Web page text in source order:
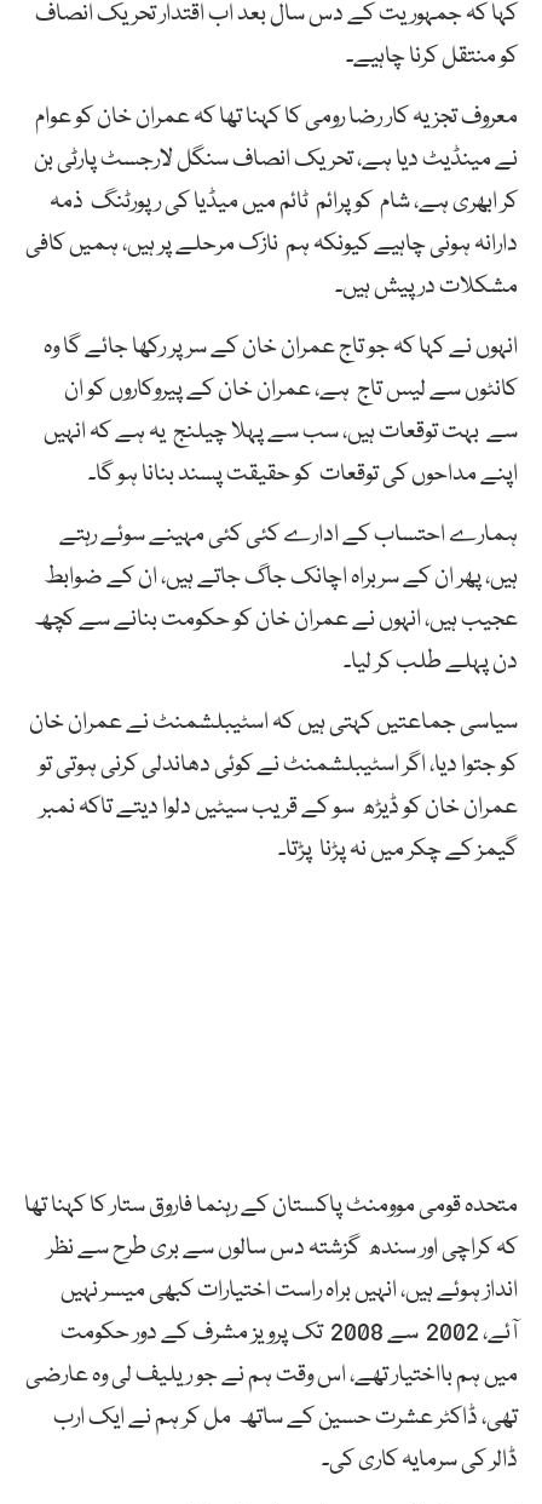
کہا کہ جمہوریت کے دس سال بعد اب اقتدار تحریک انصاف
کو منتقل کرنا چاہیے۔
معروف تجزیہ کار رضا رومی کا کہنا تھا کہ عمران خان کو عوام
نے مینڈیٹ دیا ہے، تحریک انصاف سنگل لارجسٹ پارٹی بن
کر ابھری ہے، شام کو پرائم ٹائم میں میڈیا کی رپورٹنگ ذمہ
دارانہ ہونی چاہیے کیونکہ ہم نازک مرحلے پر ہیں، ہمیں کافی
مشکلات درپیش ہیں۔
انہوں نے کہا کہ جو تاج عمران خان کے سر پر رکھا جائے گا وہ
کانٹوں سے لیس تاج ہے، عمران خان کے پیروکاروں کو ان
سے بہت توقعات ہیں، سب سے پہلا چیلنج یہ ہے کہ انہیں
اپنے مداحوں کی توقعات کو حقیقت پسند بنانا ہو گا۔
ہمارے احتساب کے ادارے کئی کئی مہینے سوئے رہتے
ہیں، پھر ان کے سربراہ اچانک جاگ جاتے ہیں، ان کے ضوابط
عجیب ہیں، انہوں نے عمران خان کو حکومت بنانے سے کچھ
دن پہلے طلب کر لیا۔
سیاسی جماعتیں کہتی ہیں کہ اسٹیبلشمنٹ نے عمران خان
کو جتوا دیا، اگر اسٹیبلشمنٹ نے کوئی دھاندلی کرنی ہوتی تو
عمران خان کو ڈیڑھ سو کے قریب سیٹیں دلوا دیتے تاکہ نمبر
گیمز کے چکر میں نہ پڑنا پڑتا۔
متحدہ قومی موومنٹ پاکستان کے رہنما فاروق ستار کا کہنا تھا
کہ کراچی اور سندھ گزشتہ دس سالوں سے بری طرح سے نظر
انداز ہوئے ہیں، انہیں براہ راست اختیارات کبھی میسر نہیں
آئے، 2002 سے 2008 تک پرویز مشرف کے دور حکومت
میں ہم بااختیار تھے، اس وقت ہم نے جو ریلیف لی وہ عارضی
تھی، ڈاکٹر عشرت حسین کے ساتھ مل کر ہم نے ایک ارب
ڈالر کی سرمایہ کاری کی۔